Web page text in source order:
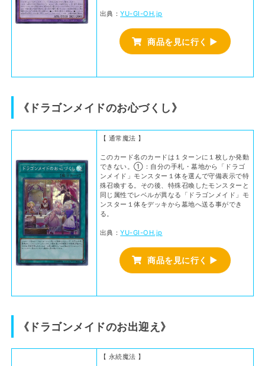
出典：YU-GI-OH.jp
商品を見に行く ▶
《ドラゴンメイドのお心づくし》
【 通常魔法 】
このカード名のカードは１ターンに１枚しか発動
できない。①：自分の手札・墓地から「ドラゴ
ンメイド」モンスター１体を選んで守備表示で特
殊召喚する。その後、特殊召喚したモンスターと
同じ属性でレベルが異なる「ドラゴンメイド」モ
ンスター１体をデッキから墓地へ送る事ができ
る。
出典：YU-GI-OH.jp
商品を見に行く ▶
《ドラゴンメイドのお出迎え》
【 永続魔法 】